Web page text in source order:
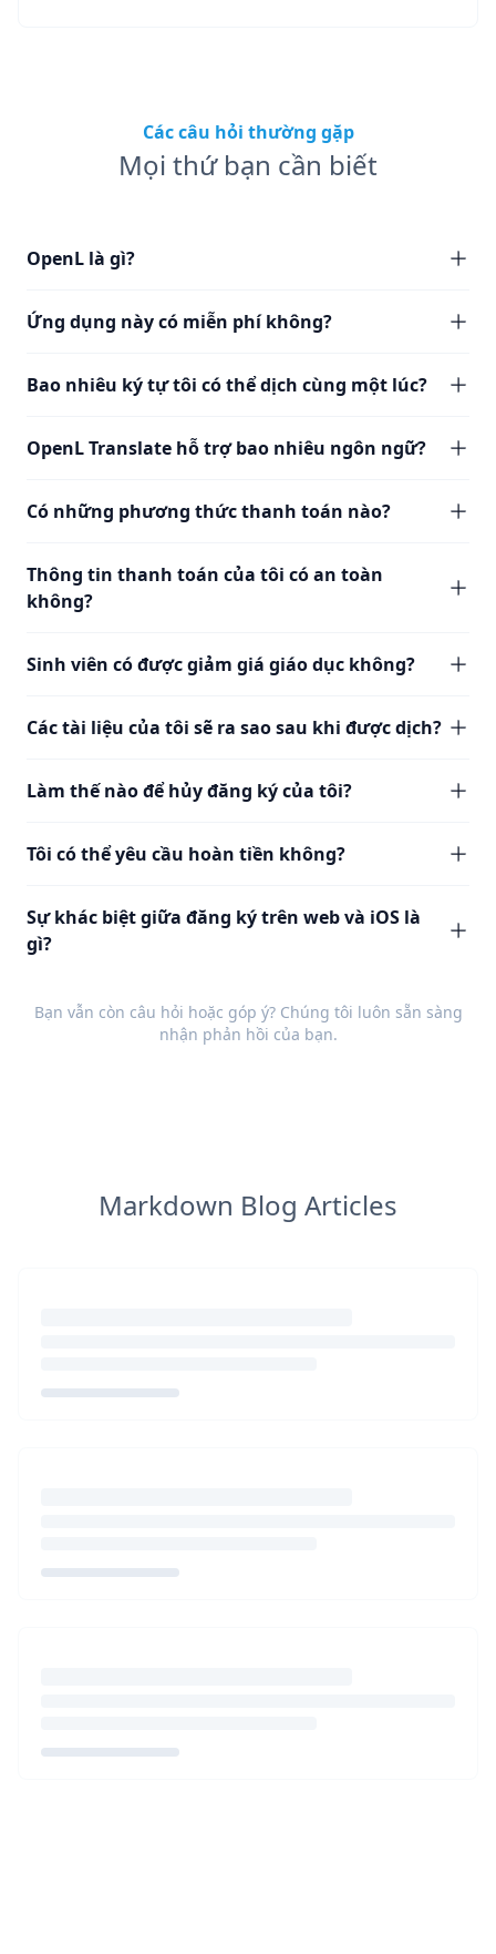
Các câu hỏi thường gặp
Mọi thứ bạn cần biết
OpenL là gì?
Ứng dụng này có miễn phí không?
Bao nhiêu ký tự tôi có thể dịch cùng một lúc?
OpenL Translate hỗ trợ bao nhiêu ngôn ngữ?
Có những phương thức thanh toán nào?
Thông tin thanh toán của tôi có an toàn
không?
Sinh viên có được giảm giá giáo dục không?
Các tài liệu của tôi sẽ ra sao sau khi được dịch?
Làm thế nào để hủy đăng ký của tôi?
Tôi có thể yêu cầu hoàn tiền không?
Sự khác biệt giữa đăng ký trên web và iOS là
gì?
Bạn vẫn còn câu hỏi hoặc góp ý? Chúng tôi luôn sẵn sàng
nhận phản hồi của bạn.
Markdown Blog Articles